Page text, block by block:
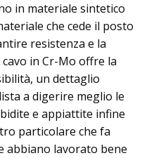
in materiale sintetico
che cede il posto
resistenza e la
in Cr-Mo offre la
un dettaglio
a digerire meglio le
e appiattite infine
particolare che fa
abbiano lavorato bene